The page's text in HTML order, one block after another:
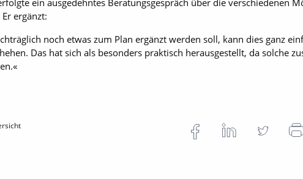
ein ausgedehntes Beratungsgespräch über die verschiedenen
ergänzt:
noch etwas zum Plan ergänzt werden soll, kann dies ganz
Das hat sich als besonders praktisch herausgestellt, da solche